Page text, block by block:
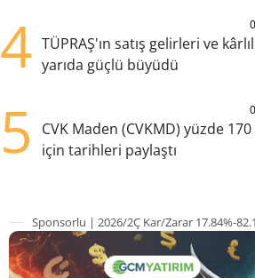
4 TÜPRAŞ'ın satış gelirleri ve
yarıda güçlü büyüdü
5
CVK Maden (CVKMD) yüzde
için tarihleri paylaştı
Sponsorlu | 2026/2Ç Kar/Zarar 17.84%-